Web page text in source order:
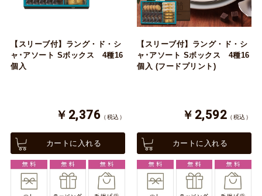
【スリーブ付】ラング・ド・シ
ャ･アソート Sボックス 4種16
個入
￥2,376 （税込）
カートに入れる
【スリーブ付】ラング・ド・シ
ャ･アソート Sボックス 4種16
個入 (フードプリント)
￥2,592 （税込）
カートに入れる